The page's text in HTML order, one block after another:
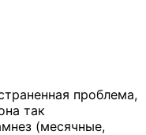
проблема,
так
(месячные,